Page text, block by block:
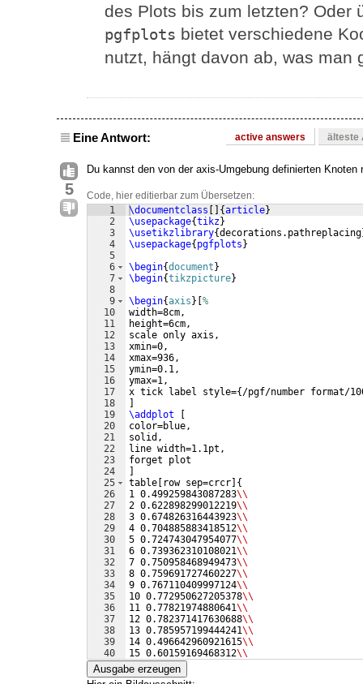
des Plots bis zum letzten? Oder
pgfplots bietet verschiedene
nutzt, hängt davon ab, was man
Eine Antwort: active answers älteste
5
Du kannst den von der axis-Umgebung definierten Knoten
Code, hier editierbar zum Übersetzen:
1
2
3
4
5
6
7
8
9
10
11
12
13
14
15
16
17
18
19
20
21
22
23
24
25
26
27
28
29
30
31
32
33
34
35
36
37
38
39
40
41
\documentclass {article}
\usepackage{tikz}
\usetikzlibrary{decorations.pathreplacing
\usepackage{ pgfplots }
\begin{document }
\begin{tikzpicture}
\begin{axis } %
width=8cm,
height=6cm,
scale only axis,
xmin=0,
xmax=936,
ymin=0.1,
ymax=1,
x tick label style={ /pgf/number format/
\addplot
color=blue,
solid,
line width=1.1pt,
forget plot
table
row sep=crcr {
1 0.499259843087283\\
2 0.622898299012219\\
3 0.674826316443923\\
4 0.704885883418512\\
5 0.724743047954077\\
6 0.739362310108021\\
7 0.750958468949473\\
8 0.759691727460227\\
9 0.767110409997124\\
10 0.772950627205378\\
11 0.77821974880641\\
12 0.782371417630688\\
13 0.785957199444241\\
14 0.496642960921615\\
15 0.60159169468312\\
16 0.650742962980057
Ausgabe erzeugen